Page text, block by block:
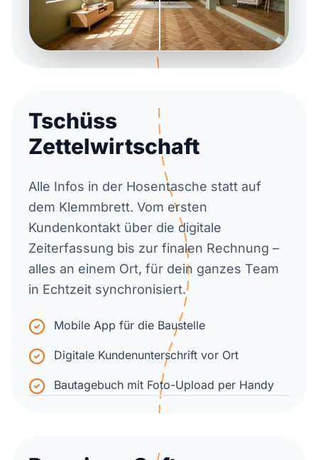
Tschüss
Zettelwirtschaft
Alle Infos in der Hosentasche statt auf
dem Klemmbrett. Vom ersten
Kundenkontakt über die digitale
Zeiterfassung bis zur finalen Rechnung –
alles an einem Ort, für dein ganzes Team
in Echtzeit synchronisiert.
Mobile App für die Baustelle
Digitale Kundenunterschrift vor Ort
Bautagebuch mit Foto-Upload per Handy